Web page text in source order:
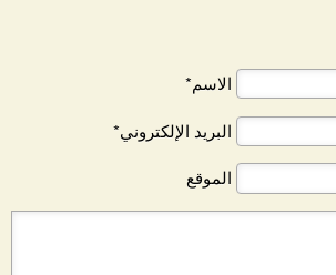
الاسم*
البريد الإلكتروني*
الموقع